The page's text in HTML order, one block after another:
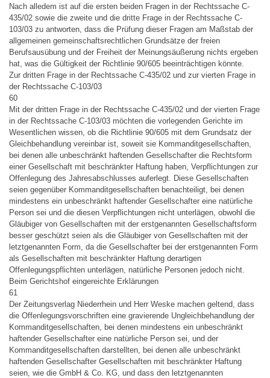
Nach alledem ist auf die ersten beiden Fragen in der Rechtssache C-
435/02 sowie die zweite und die dritte Frage in der Rechtssache C-
103/03 zu antworten, dass die Prüfung dieser Fragen am Maßstab der
allgemeinen gemeinschaftsrechtlichen Grundsätze der freien
Berufsausübung und der Freiheit der Meinungsäußerung nichts ergeben
hat, was die Gültigkeit der Richtlinie 90/605 beeinträchtigen könnte.
Zur dritten Frage in der Rechtssache C-435/02 und zur vierten Frage in
der Rechtssache C-103/03
60
Mit der dritten Frage in der Rechtssache C-435/02 und der vierten Frage
in der Rechtssache C-103/03 möchten die vorlegenden Gerichte im
Wesentlichen wissen, ob die Richtlinie 90/605 mit dem Grundsatz der
Gleichbehandlung vereinbar ist, soweit sie Kommanditgesellschaften,
bei denen alle unbeschränkt haftenden Gesellschafter die Rechtsform
einer Gesellschaft mit beschränkter Haftung haben, Verpflichtungen zur
Offenlegung des Jahresabschlusses auferlegt. Diese Gesellschaften
seien gegenüber Kommanditgesellschaften benachteiligt, bei denen
mindestens ein unbeschränkt haftender Gesellschafter eine natürliche
Person sei und die diesen Verpflichtungen nicht unterlägen, obwohl die
Gläubiger von Gesellschaften mit der erstgenannten Gesellschaftsform
besser geschützt seien als die Gläubiger von Gesellschaften mit der
letztgenannten Form, da die Gesellschafter bei der erstgenannten Form
als Gesellschaften mit beschränkter Haftung derartigen
Offenlegungspflichten unterlägen, natürliche Personen jedoch nicht.
Beim Gerichtshof eingereichte Erklärungen
61
Der Zeitungsverlag Niederrhein und Herr Weske machen geltend, dass
die Offenlegungsvorschriften eine gravierende Ungleichbehandlung der
Kommanditgesellschaften, bei denen mindestens ein unbeschränkt
haftender Gesellschafter eine natürliche Person sei, und der
Kommanditgesellschaften darstellten, bei denen alle unbeschränkt
haftenden Gesellschafter Gesellschaften mit beschränkter Haftung
seien, wie die GmbH & Co. KG, und dass den letztgenannten